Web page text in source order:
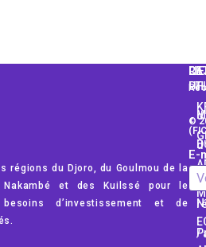
régions du Djoro, du Goulmou de la
et des Kuilssé pour le
d’investissement et de
©
E-